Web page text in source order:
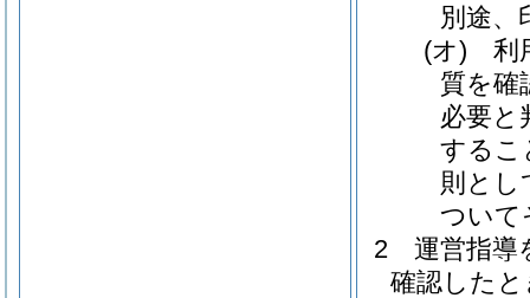
別途、
(オ)
利
質を確
必要と
するこ
則とし
ついて
2
運営指導
確認した